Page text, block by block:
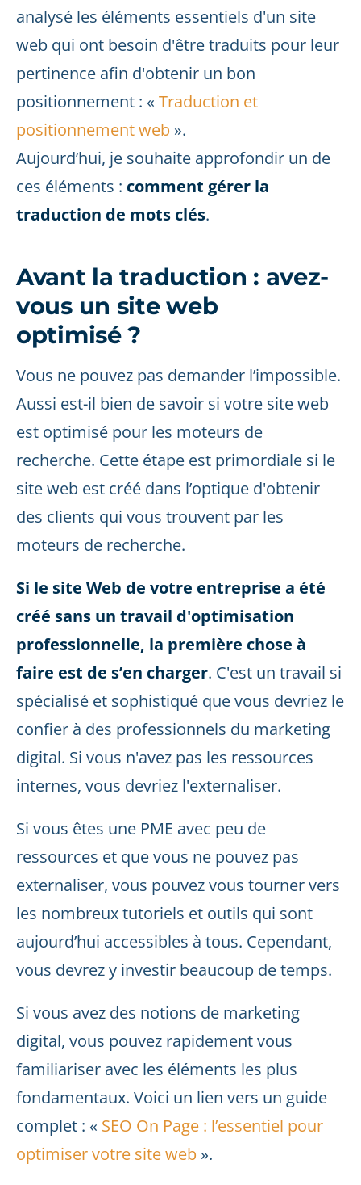
analysé les éléments essentiels d'un site
web qui ont besoin d'être traduits pour leur
pertinence afin d'obtenir un bon
positionnement : « Traduction et
positionnement web ».
Aujourd’hui, je souhaite approfondir un de
ces éléments : comment gérer la
traduction de mots clés.
Avant la traduction : avez-
vous un site web
optimisé ?
Vous ne pouvez pas demander l’impossible.
Aussi est-il bien de savoir si votre site web
est optimisé pour les moteurs de
recherche. Cette étape est primordiale si le
site web est créé dans l’optique d'obtenir
des clients qui vous trouvent par les
moteurs de recherche.
Si le site Web de votre entreprise a été
créé sans un travail d'optimisation
professionnelle, la première chose à
faire est de s’en charger. C'est un travail si
spécialisé et sophistiqué que vous devriez le
confier à des professionnels du marketing
digital. Si vous n'avez pas les ressources
internes, vous devriez l'externaliser.
Si vous êtes une PME avec peu de
ressources et que vous ne pouvez pas
externaliser, vous pouvez vous tourner vers
les nombreux tutoriels et outils qui sont
aujourd’hui accessibles à tous. Cependant,
vous devrez y investir beaucoup de temps.
Si vous avez des notions de marketing
digital, vous pouvez rapidement vous
familiariser avec les éléments les plus
fondamentaux. Voici un lien vers un guide
complet : « SEO On Page : l’essentiel pour
optimiser votre site web ».